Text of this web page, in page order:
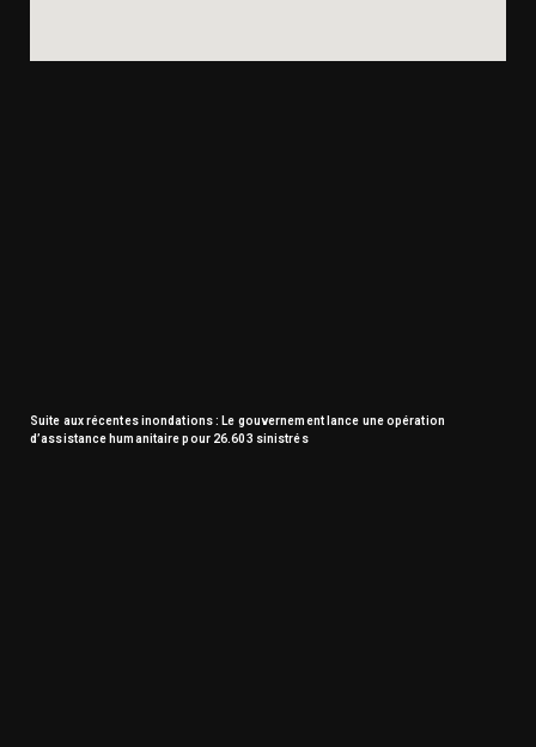
Suite aux récentes inondations : Le gouvernement lance une opération
d’assistance humanitaire pour 26.603 sinistrés